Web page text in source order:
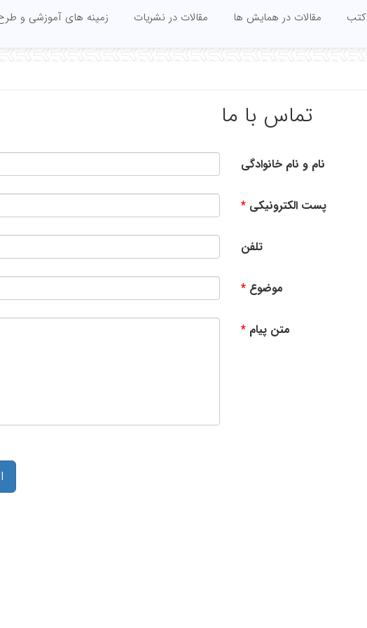
کتب مقالات در همایش ها مقالات در نشریات زمینه های آموزشی و
تماس با ما
نام و نام خانوادگی
پست الکترونیکی
تلفن
موضوع
متن پیام